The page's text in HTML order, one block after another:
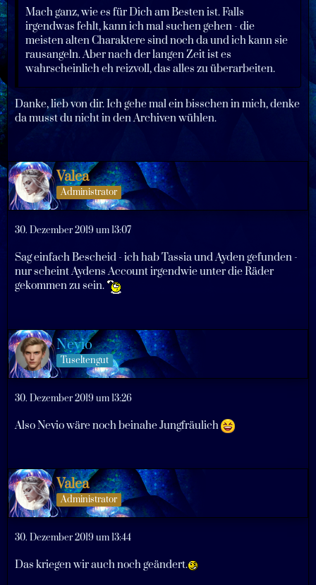
Mach ganz, wie es für Dich am Besten ist. Falls
irgendwas fehlt, kann ich mal suchen gehen - die
meisten alten Charaktere sind noch da und ich kann sie
rausangeln. Aber nach der langen Zeit ist es
wahrscheinlich eh reizvoll, das alles zu überarbeiten.
Danke, lieb von dir. Ich gehe mal ein bisschen in mich, denke
da musst du nicht in den Archiven wühlen.
Valea
Administrator
30. Dezember 2019 um 13:07
Sag einfach Bescheid - ich hab Tassia und Ayden gefunden -
nur scheint Aydens Account irgendwie unter die Räder
gekommen zu sein.
Nevio
Tuseltengut
30. Dezember 2019 um 13:26
Also Nevio wäre noch beinahe Jungfräulich
Valea
Administrator
30. Dezember 2019 um 13:44
Das kriegen wir auch noch geändert.